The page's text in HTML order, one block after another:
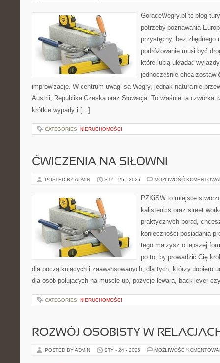
GorąceWęgry.pl to blog
potrzeby poznawania
przystępny, bez zbędnego
podróżowanie musi być
które lubią układać
jednocześnie chcą
improwizację. W centrum uwagi są Węgry, jednak naturalnie
Austrii, Republika Czeska oraz Słowacja. To właśnie ta czwórka
krótkie wypady i […]
CATEGORIES: NIERUCHOMOŚCI
ĆWICZENIA NA SIŁOWNI
POSTED BY ADMIN STY - 25 - 2026 MOŻLIWOŚĆ
PZKiSW to miejsce
kalistenics oraz street
praktycznych porad,
konieczności posiadania
tego marzysz o lepszej
po to, by prowadzić Cię
dla początkujących i zaawansowanych, dla tych, którzy dopiero
dla osób polujących na muscle-up, pozycję lewara, back lever
CATEGORIES: NIERUCHOMOŚCI
ROZWÓJ OSOBISTY W
POSTED BY ADMIN STY - 24 - 2026 MOŻLIWOŚĆ